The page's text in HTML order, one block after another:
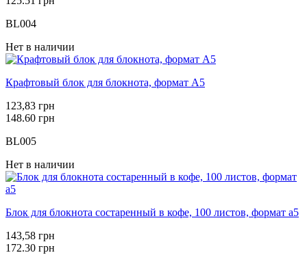
BL004
Нет в наличии
Крафтовый блок для блокнота, формат А5
123,83 грн
148.60 грн
BL005
Нет в наличии
Блок для блокнота состаренный в кофе, 100 листов, формат а5
143,58 грн
172.30 грн